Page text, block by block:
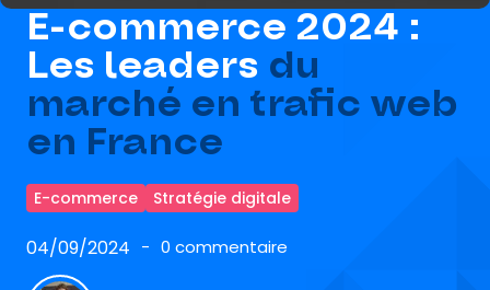
E-commerce 2024 :
Les leaders du
marché en trafic web
en France
E-commerce Stratégie digitale
04/09/2024 0 commentaire